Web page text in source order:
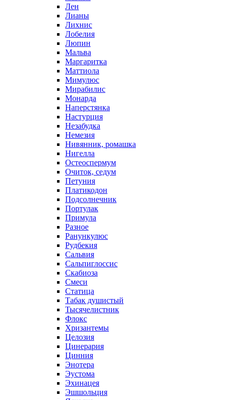
Лен
Лианы
Лихнис
Лобелия
Люпин
Мальва
Маргаритка
Маттиола
Мимулюс
Мирабилис
Монарда
Наперстянка
Настурция
Незабудка
Немезия
Нивянник, ромашка
Нигелла
Остеоспермум
Очиток, седум
Петуния
Платикодон
Подсолнечник
Портулак
Примула
Разное
Ранункулюс
Рудбекия
Сальвия
Сальпиглоссис
Скабиоза
Смеси
Статица
Табак душистый
Тысячелистник
Флокс
Хризантемы
Целозия
Цинерария
Цинния
Энотера
Эустома
Эхинацея
Эшшольция